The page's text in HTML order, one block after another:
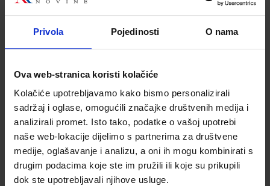
Privola Pojedinosti O nama
Ova web-stranica koristi kolačiće
Kolačiće upotrebljavamo kako bismo personalizirali
sadržaj i oglase, omogućili značajke društvenih medija i
analizirali promet. Isto tako, podatke o vašoj upotrebi
naše web-lokacije dijelimo s partnerima za društvene
medije, oglašavanje i analizu, a oni ih mogu kombinirati s
drugim podacima koje ste im pružili ili koje su prikupili
dok ste upotrebljavali njihove usluge.
4 x 50 listova, 21 x
010162
5 x 40 listova, 21 x